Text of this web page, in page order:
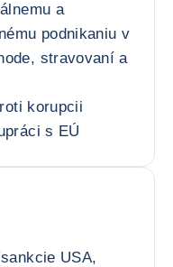
a
podnikaniu v
stravovaní a
korupcii
s EÚ
USA,